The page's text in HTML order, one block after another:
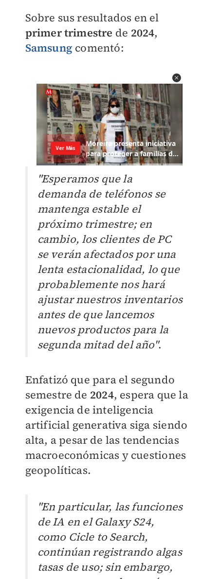
Sobre sus resultados en el
primer trimestre de 2024,
Samsung comentó:
"Esperamos que la
demanda de teléfonos se
mantenga estable el
próximo trimestre; en
cambio, los clientes de PC
se verán afectados por una
lenta estacionalidad, lo que
probablemente nos hará
ajustar nuestros inventarios
antes de que lancemos
nuevos productos para la
segunda mitad del año".
Enfatizó que para el segundo
semestre de 2024, espera que la
exigencia de inteligencia
artificial generativa siga siendo
alta, a pesar de las tendencias
macroeconómicas y cuestiones
geopolíticas.
"En particular, las funciones
de IA en el Galaxy S24,
como Cicle to Search,
continúan registrando algas
tasas de uso; sin embargo,